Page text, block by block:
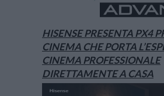
HISENSE PRESENTA PX4
CINEMA CHE PORTA
CINEMA PROFESSIONALE
DIRETTAMENTE A CASA